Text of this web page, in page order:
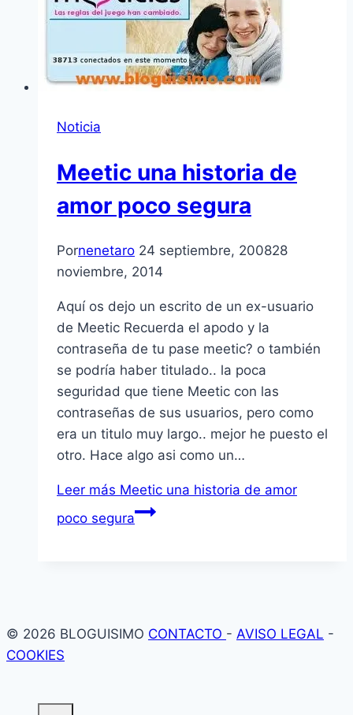
Noticia
Meetic una historia de
amor poco segura
Pornenetaro 24 septiembre, 200828
noviembre, 2014
Aquí­ os dejo un escrito de un ex-usuario
de Meetic Recuerda el apodo y la
contraseña de tu pase meetic? o también
se podrí­a haber titulado.. la poca
seguridad que tiene Meetic con las
contraseñas de sus usuarios, pero como
era un titulo muy largo.. mejor he puesto el
otro. Hace algo asi como un…
Leer más Meetic una historia de amor
poco segura
© 2026 BLOGUISIMO CONTACTO - AVISO LEGAL -
COOKIES